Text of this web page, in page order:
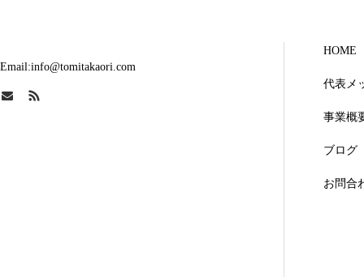
Email:info@tomitakaori.com
HOME
代表メ
事業概
ブログ
お問合